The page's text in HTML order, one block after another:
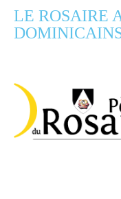
LE ROSAIRE